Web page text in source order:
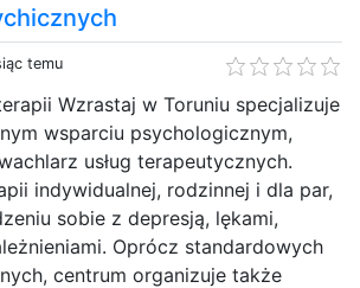
temu
Wzrastaj w Toruniu specjalizuje
wsparciu psychologicznym,
usług terapeutycznych.
indywidualnej, rodzinnej i dla par,
sobie z depresją, lękami,
Oprócz standardowych
centrum organizuje także